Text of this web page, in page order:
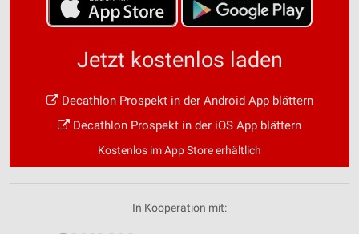
Jetzt kostenlos laden
Decathlon Prospekt in der Android App blättern
Decathlon Prospekt in der iOS App blättern
Kostenlos im App Store erhältlich
In Kooperation mit: